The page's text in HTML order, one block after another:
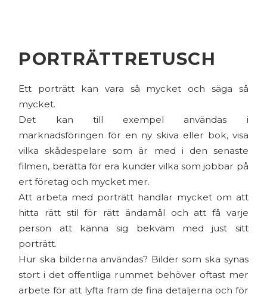
PORTRÄTTRETUSCH
Ett porträtt kan vara så mycket och säga så
mycket.
Det kan till exempel användas i
marknadsföringen för en ny skiva eller bok, visa
vilka skådespelare som är med i den senaste
filmen, berätta för era kunder vilka som jobbar på
ert företag och mycket mer.
Att arbeta med porträtt handlar mycket om att
hitta rätt stil för rätt ändamål och att få varje
person att känna sig bekväm med just sitt
porträtt.
Hur ska bilderna användas? Bilder som ska synas
stort i det offentliga rummet behöver oftast mer
arbete för att lyfta fram de fina detaljerna och för